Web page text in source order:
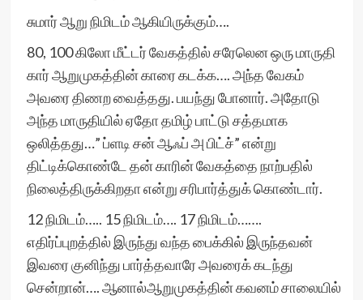
சுமார் ஆறு நிமிடம் ஆகியிருக்கும்….
80, 100 கிலோ மீட்டர் வேகத்தில் சரேலென ஒரு மாருதி
கார் ஆறுமுகத்தின் காரை கடக்க…. அந்த வேகம்
அவரை திணற வைத்தது. பயந்து போனார். அதோடு
அந்த மாருதியில் ஏதோ தமிழ் பாட்டு சத்தமாக
ஒலித்தது…” ப்ளடி சன் ஆஃப் அ பிட்ச்” என்று
திட்டிக்கொண்டே தன் காரின் வேகத்தை நாற்பதில்
நிலைத்திருக்கிறதா என்று சரிபார்த்துக் கொண்டார்.
12 நிமிடம்….. 15 நிமிடம்…. 17 நிமிடம்…….
எதிர்ப்புறத்தில் இருந்து வந்த பைக்கில் இருந்தவன்
இவரை குனிந்து பார்த்தவாரே அவரைக் கடந்து
சென்றான்…. ஆனால்ஆறுமுகத்தின் கவனம் சாலையில்